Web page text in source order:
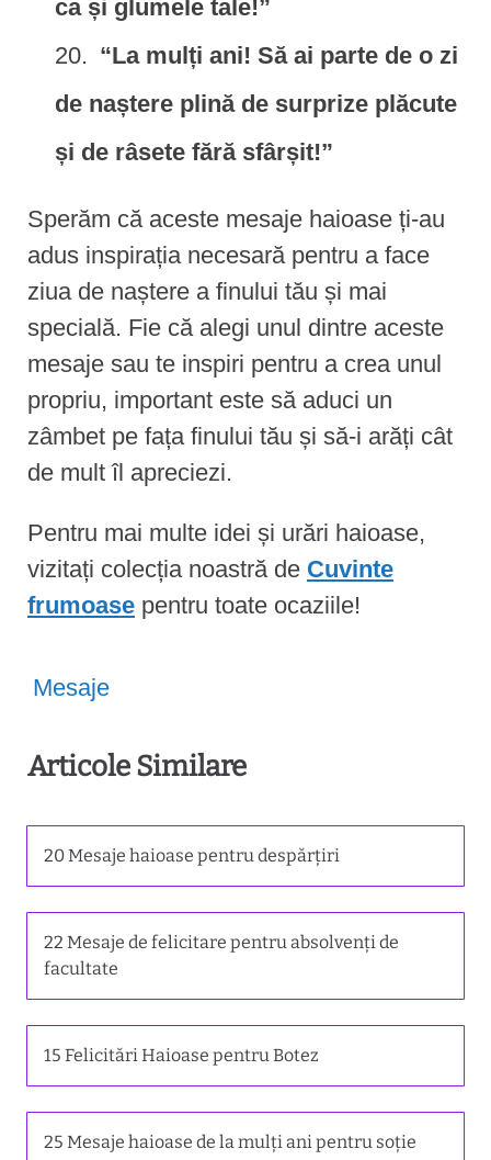
ca și glumele tale!”
“La mulți ani! Să ai parte de o zi
de naștere plină de surprize plăcute
și de râsete fără sfârșit!”
Sperăm că aceste mesaje haioase ți-au
adus inspirația necesară pentru a face
ziua de naștere a finului tău și mai
specială. Fie că alegi unul dintre aceste
mesaje sau te inspiri pentru a crea unul
propriu, important este să aduci un
zâmbet pe fața finului tău și să-i arăți cât
de mult îl apreciezi.
Pentru mai multe idei și urări haioase,
vizitați colecția noastră de Cuvinte
frumoase pentru toate ocaziile!
Mesaje
Articole Similare
20 Mesaje haioase pentru despărțiri
22 Mesaje de felicitare pentru absolvenți de
facultate
15 Felicitări Haioase pentru Botez
25 Mesaje haioase de la mulți ani pentru soție